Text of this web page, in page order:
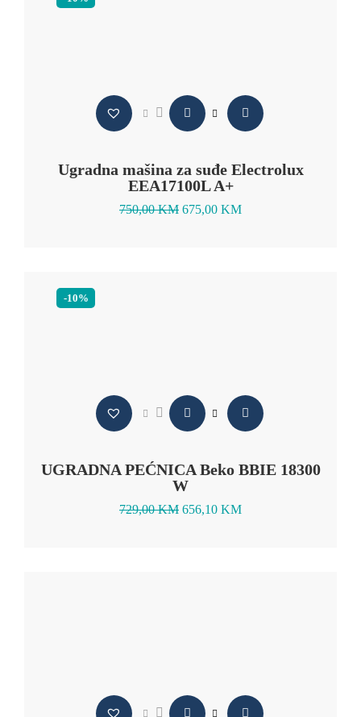
Ugradna mašina za suđe Electrolux
EEA17100L A+
750,00KM 675,00 KM
-10%
UGRADNA PEĆNICA Beko BBIE 18300
W
729,00KM 656,10 KM